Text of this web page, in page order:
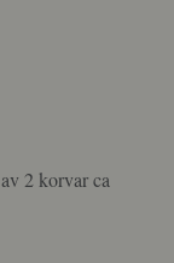
2 korvar ca